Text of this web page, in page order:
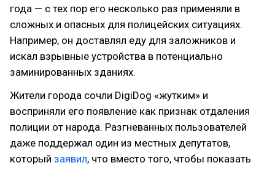
года — с тех пор его несколько раз применяли в
сложных и опасных для полицейских ситуациях.
Например, он доставлял еду для заложников и
искал взрывные устройства в потенциально
заминированных зданиях.
Жители города сочли DigiDog «жутким» и
восприняли его появление как признак отдаления
полиции от народа. Разгневанных пользователей
даже поддержал один из местных депутатов,
который заявил, что вместо того, чтобы показать